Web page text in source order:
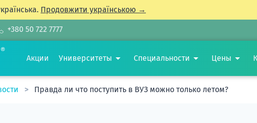
Продовжити українською →
+380 50 722 7777
Акции Университеты Специальности Цены
Правда ли что поступить в ВУЗ можно только летом?